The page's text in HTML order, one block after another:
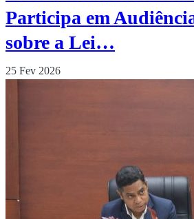
Participa em
sobre a Lei…
25 Fev 2026